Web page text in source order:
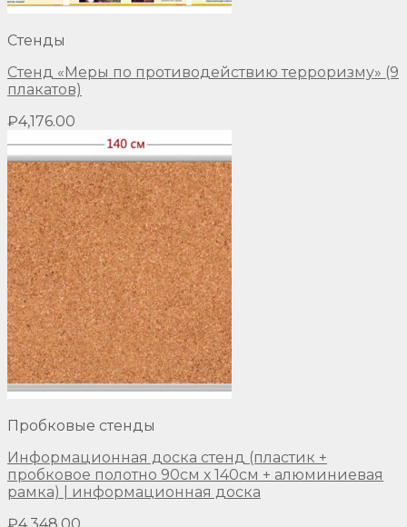
Стенды
Стенд «Меры по противодействию терроризму» (9
плакатов)
₽4,176.00
Пробковые стенды
Информационная доска стенд (пластик +
пробковое полотно 90см х 140см + алюминиевая
рамка) | информационная доска